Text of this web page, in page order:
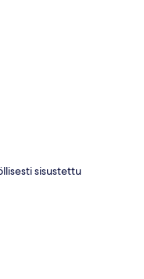
sisustettu